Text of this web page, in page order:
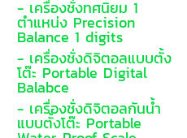
- เครื่องชั่งทศนิยม 1
ตำแหน่ง Precision
Balance 1 digits
- เครื่องชั่งดิจิตอลแบบตั้ง
โต๊ะ Portable Digital
Balabce
- เครื่องชั่งดิจิตอลกันน้ำ
แบบตั้งโต๊ะ Portable